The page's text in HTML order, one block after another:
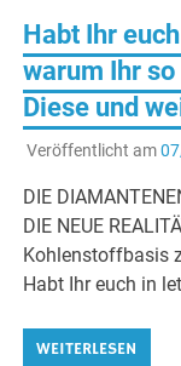
Habt Ihr
warum Ihr
Diese und
Veröffentlicht am
DIE
DIE NEUE
Kohlenstoffbasis
Habt Ihr euch in
WEITERLESEN